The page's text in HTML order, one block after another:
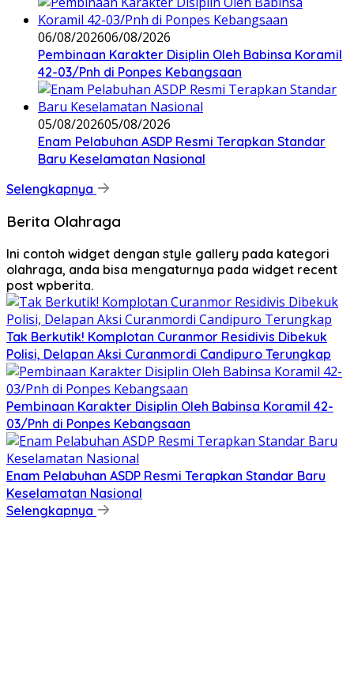
06/08/202606/08/2026
Pembinaan Karakter Disiplin Oleh Babinsa Koramil
42-03/Pnh di Ponpes Kebangsaan
05/08/202605/08/2026
Enam Pelabuhan ASDP Resmi Terapkan Standar
Baru Keselamatan Nasional
Selengkapnya
Berita Olahraga
Ini contoh widget dengan style gallery pada kategori
olahraga, anda bisa mengaturnya pada widget recent
post wpberita.
Tak Berkutik! Komplotan Curanmor Residivis Dibekuk
Polisi, Delapan Aksi Curanmordi Candipuro Terungkap
Pembinaan Karakter Disiplin Oleh Babinsa Koramil 42-
03/Pnh di Ponpes Kebangsaan
Enam Pelabuhan ASDP Resmi Terapkan Standar Baru
Keselamatan Nasional
Selengkapnya